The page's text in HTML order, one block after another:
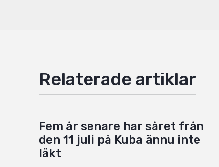
Relaterade artiklar
Fem år senare har såret från
den 11 juli på Kuba ännu inte
läkt